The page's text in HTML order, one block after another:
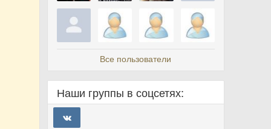
Все пользователи
Наши группы в соцсетях: